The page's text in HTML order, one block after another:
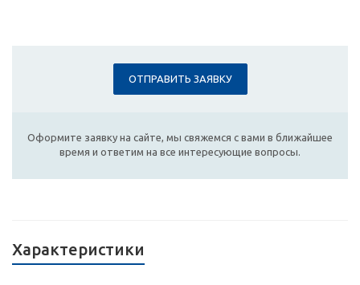
ОТПРАВИТЬ ЗАЯВКУ
Оформите заявку на сайте, мы свяжемся с вами в ближайшее
время и ответим на все интересующие вопросы.
Характеристики